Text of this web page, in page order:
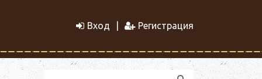
Вход Регистрация